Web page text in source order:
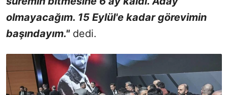
olmayacağım. 15 Eylül'e kadar görevimin
başındayım."dedi.